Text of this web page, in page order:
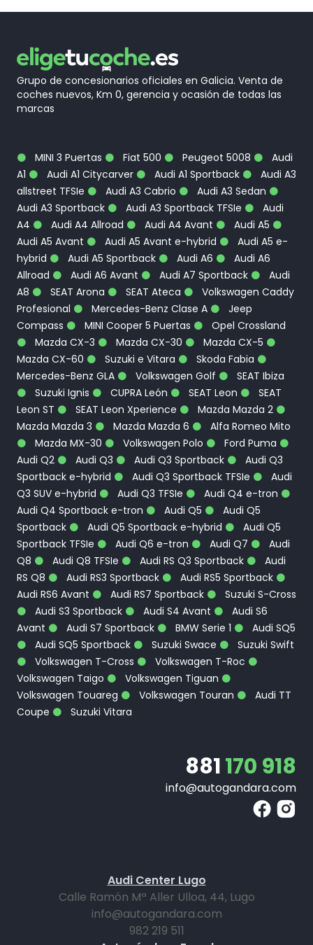
Grupo de concesionarios oficiales en Galicia. Venta de
coches nuevos, Km 0, gerencia y ocasión de todas las
marcas
MINI 3 Puertas Fiat 500 Peugeot 5008
Audi
A1
Audi A1 Citycarver Audi A1 Sportback
Audi A3
allstreet TFSIe
Audi A3 Cabrio
Audi A3 Sedan
Audi A3 Sportback
Audi A3 Sportback TFSIe
Audi
A4
Audi A4 Allroad Audi A4 Avant
Audi A5
Audi A5 Avant
Audi A5 Avant e-hybrid
Audi A5 e-
hybrid
Audi A5 Sportback Audi A6
Audi A6
Allroad
Audi A6 Avant Audi A7 Sportback
Audi
A8
SEAT Arona SEAT Ateca
Volkswagen Caddy
Profesional
Mercedes-Benz Clase A
Jeep
Compass
MINI Cooper 5 Puertas
Opel Crossland
Mazda CX-3
Mazda CX-30
Mazda CX-5
Mazda CX-60
Suzuki e Vitara
Skoda Fabia
Mercedes-Benz GLA
Volkswagen Golf
SEAT Ibiza
Suzuki Ignis
CUPRA León SEAT Leon
SEAT
Leon ST
SEAT Leon Xperience
Mazda Mazda 2
Mazda Mazda 3
Mazda Mazda 6
Alfa Romeo Mito
Mazda MX-30
Volkswagen Polo
Ford Puma
Audi Q2
Audi Q3 Audi Q3 Sportback
Audi Q3
Sportback e-hybrid
Audi Q3 Sportback TFSIe
Audi
Q3 SUV e-hybrid
Audi Q3 TFSIe
Audi Q4 e-tron
Audi Q4 Sportback e-tron
Audi Q5
Audi Q5
Sportback
Audi Q5 Sportback e-hybrid
Audi Q5
Sportback TFSIe
Audi Q6 e-tron Audi Q7
Audi
Q8
Audi Q8 TFSIe Audi RS Q3 Sportback
Audi
RS Q8
Audi RS3 Sportback
Audi RS5 Sportback
Audi RS6 Avant
Audi RS7 Sportback
Suzuki S-Cross
Audi S3 Sportback
Audi S4 Avant
Audi S6
Avant
Audi S7 Sportback BMW Serie 1
Audi SQ5
Audi SQ5 Sportback
Suzuki Swace
Suzuki Swift
Volkswagen T-Cross
Volkswagen T-Roc
Volkswagen Taigo
Volkswagen Tiguan
Volkswagen Touareg
Volkswagen Touran
Audi TT
Coupe
Suzuki Vitara
881170 918
info@autogandara.com
Audi Center Lugo
Calle Ramón Mª Aller Ulloa, 44, Lugo
info@autogandara.com
982 219 511